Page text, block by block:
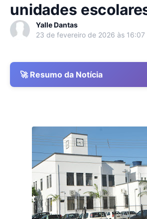
unidades
Yalle Dantas
23 de fevereiro de 2026 às 16:07
🚀 Resumo da Notícia